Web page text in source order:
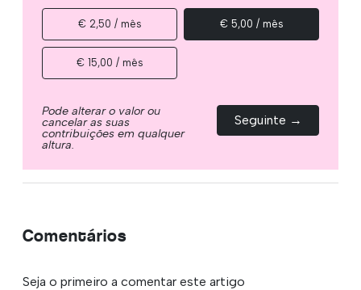
€ 2,50 / mês € 5,00 / mês
€ 15,00 / mês
Pode alterar o valor ou
cancelar as suas
contribuições em qualquer
altura.
Seguinte →
Comentários
Seja o primeiro a comentar este artigo